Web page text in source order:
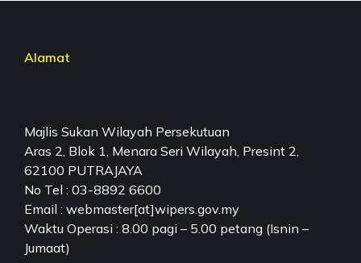
Alamat
Majlis Sukan Wilayah Persekutuan
Aras 2, Blok 1, Menara Seri Wilayah, Presint 2,
62100 PUTRAJAYA
No Tel : 03-8892 6600
Email : webmaster[at]wipers.gov.my
Waktu Operasi : 8.00 pagi – 5.00 petang (Isnin –
Jumaat)